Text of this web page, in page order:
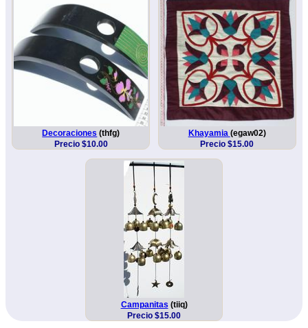
Decoraciones (thfg)
Precio $10.00
Khayamia (egaw02)
Precio $15.00
Campanitas (tiiq)
Precio $15.00